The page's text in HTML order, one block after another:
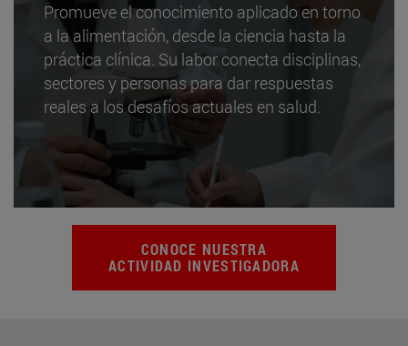
Promueve el conocimiento aplicado en torno
a la alimentación, desde la ciencia hasta la
práctica clínica. Su labor conecta disciplinas,
sectores y personas para dar respuestas
reales a los desafíos actuales en salud.
CONOCE NUESTRA
ACTIVIDAD INVESTIGADORA